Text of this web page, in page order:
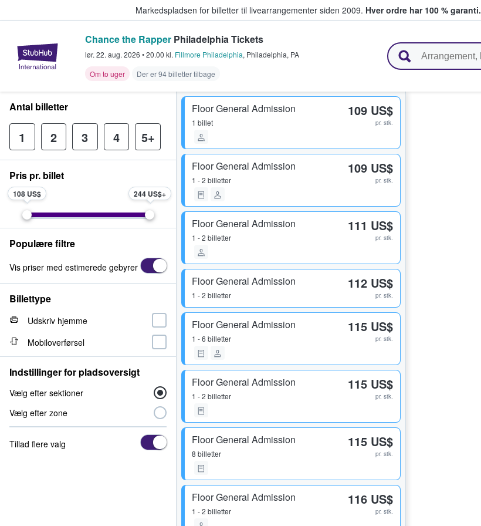
Markedspladsen for billetter til livearrangementer siden 2009. Hver ordre har 100 % garanti.
StubHub - Hvor fans køber og sælger billetter
Chance the Rapper Philadelphia Tickets
lør. 22. aug. 2026 •20.00 kl. Fillmore Philadelphia, Philadelphia, PA
Om to uger
Der er 94 billetter tilbage
Floor General Admission
1 billet
109 US$
pr. stk.
Floor General Admission
1 - 2 billetter
109 US$
pr. stk.
Floor General Admission
1 - 2 billetter
111 US$
pr. stk.
Floor General Admission
1 - 2 billetter
112 US$
pr. stk.
Floor General Admission
1 - 6 billetter
115 US$
pr. stk.
Floor General Admission
1 - 2 billetter
115 US$
pr. stk.
Floor General Admission
8 billetter
115 US$
pr. stk.
Floor General Admission
1 - 2 billetter
116 US$
pr. stk.
Antal billetter
1 2 3 4 5+
Pris pr. billet
108 US$ 244 US$
Populære filtre
Vis priser med estimerede gebyrer
Billettype
Udskriv hjemme
Mobiloverførsel
Indstillinger for pladsoversigt
Vælg efter sektioner
Vælg efter zone
Tillad flere valg